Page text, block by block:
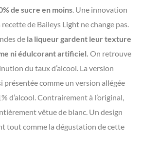
de sucre en moins . Une innovation
de Baileys Light ne change pas.
de la liqueur gardent leur texture
ni édulcorant artificiel. On retrouve
du taux d’alcool. La version
présentée comme un version allégée
d’alcool. Contrairement à l’original,
vêtue de blanc. Un design
tout comme la dégustation de cette